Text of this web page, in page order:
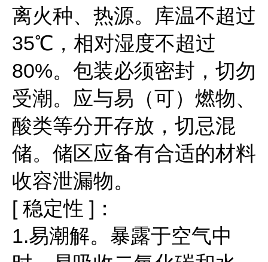
离火种、热源。库温不超过
35℃，相对湿度不超过
80%。包装必须密封，切勿
受潮。应与易（可）燃物、
酸类等分开存放，切忌混
储。储区应备有合适的材料
收容泄漏物。
[ 稳定性 ]：
1.易潮解。暴露于空气中